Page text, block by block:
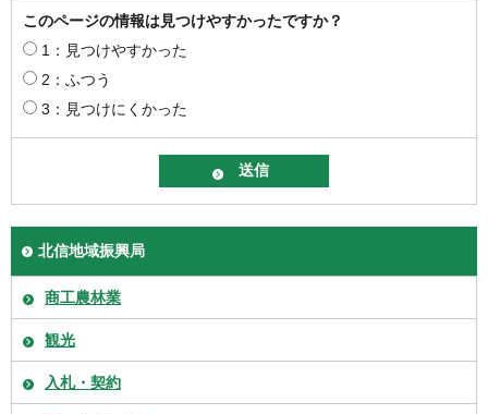
このページの情報は見つけやすかったですか？
1：見つけやすかった
2：ふつう
3：見つけにくかった
北信地域振興局
商工農林業
観光
入札・契約